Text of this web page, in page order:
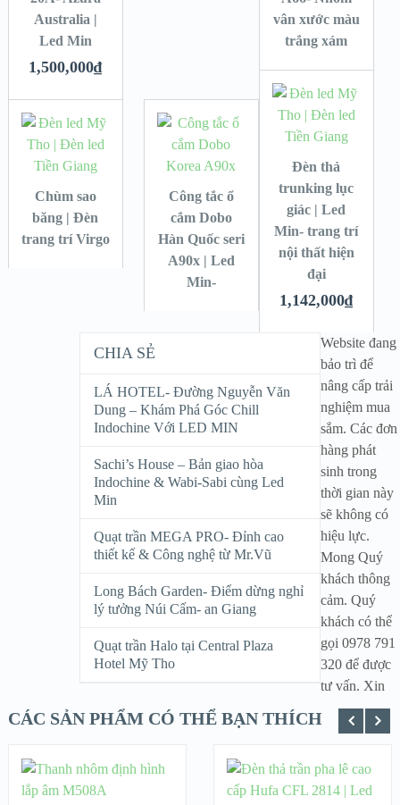
vân xước màu
trắng xám
Australia |
Led Min
1,500,000₫
Đèn thả
trunking lục
giác | Led
Min- trang trí
nội thất hiện
đại
1,142,000₫
Chùm sao
băng | Đèn
trang trí Virgo
Công tắc ổ
cắm Dobo
Hàn Quốc seri
A90x | Led
Min-
CHIA SẺ
LÁ HOTEL- Đường Nguyễn Văn
Dung – Khám Phá Góc Chill
Indochine Với LED MIN
Sachi’s House – Bản giao hòa
Indochine & Wabi-Sabi cùng Led
Min
Quạt trần MEGA PRO- Đỉnh cao
thiết kế & Công nghệ từ Mr.Vũ
Long Bách Garden- Điểm dừng nghỉ
lý tưởng Núi Cấm- an Giang
Quạt trần Halo tại Central Plaza
Hotel Mỹ Tho
CÁC SẢN PHẨM CÓ THỂ BẠN THÍCH
ADD TO
CART
READ
Website đang
bảo trì để
nâng cấp trải
nghiệm mua
sắm. Các đơn
hàng phát
sinh trong
thời gian này
sẽ không có
hiệu lực.
Mong Quý
khách thông
cảm. Quý
khách có thể
gọi 0978 791
320 để được
tư vấn. Xin